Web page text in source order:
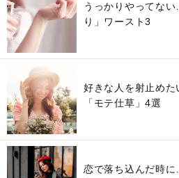
うっかりやってな
り」ワースト3
好きな人を射止め
「モテ仕草」4選
恋で落ち込んだ時